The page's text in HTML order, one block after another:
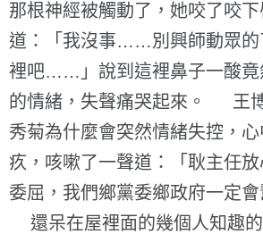
那根神經被觸動了，她咬了咬
道：「我沒事……別興師動眾的
裡吧……」說到這裡鼻子一酸竟
的情緒，失聲痛哭起來。 王
秀菊為什麼會突然情緒失控，
疚，咳嗽了一聲道：「耿主任
委屈，我們鄉黨委鄉政府一定會
還呆在屋裡面的幾個人知趣